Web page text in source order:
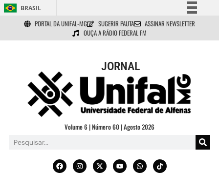
BRASIL
Simplifique!
Comunica BR
Acesso à informação
Legislação
Canais
PORTAL DA UNIFAL-MG SUGERIR PAUTA
ASSINAR NEWSLETTER
OUÇA A RÁDIO FEDERAL FM
JORNAL
Volume 6 | Número 60 | Agosto 2026